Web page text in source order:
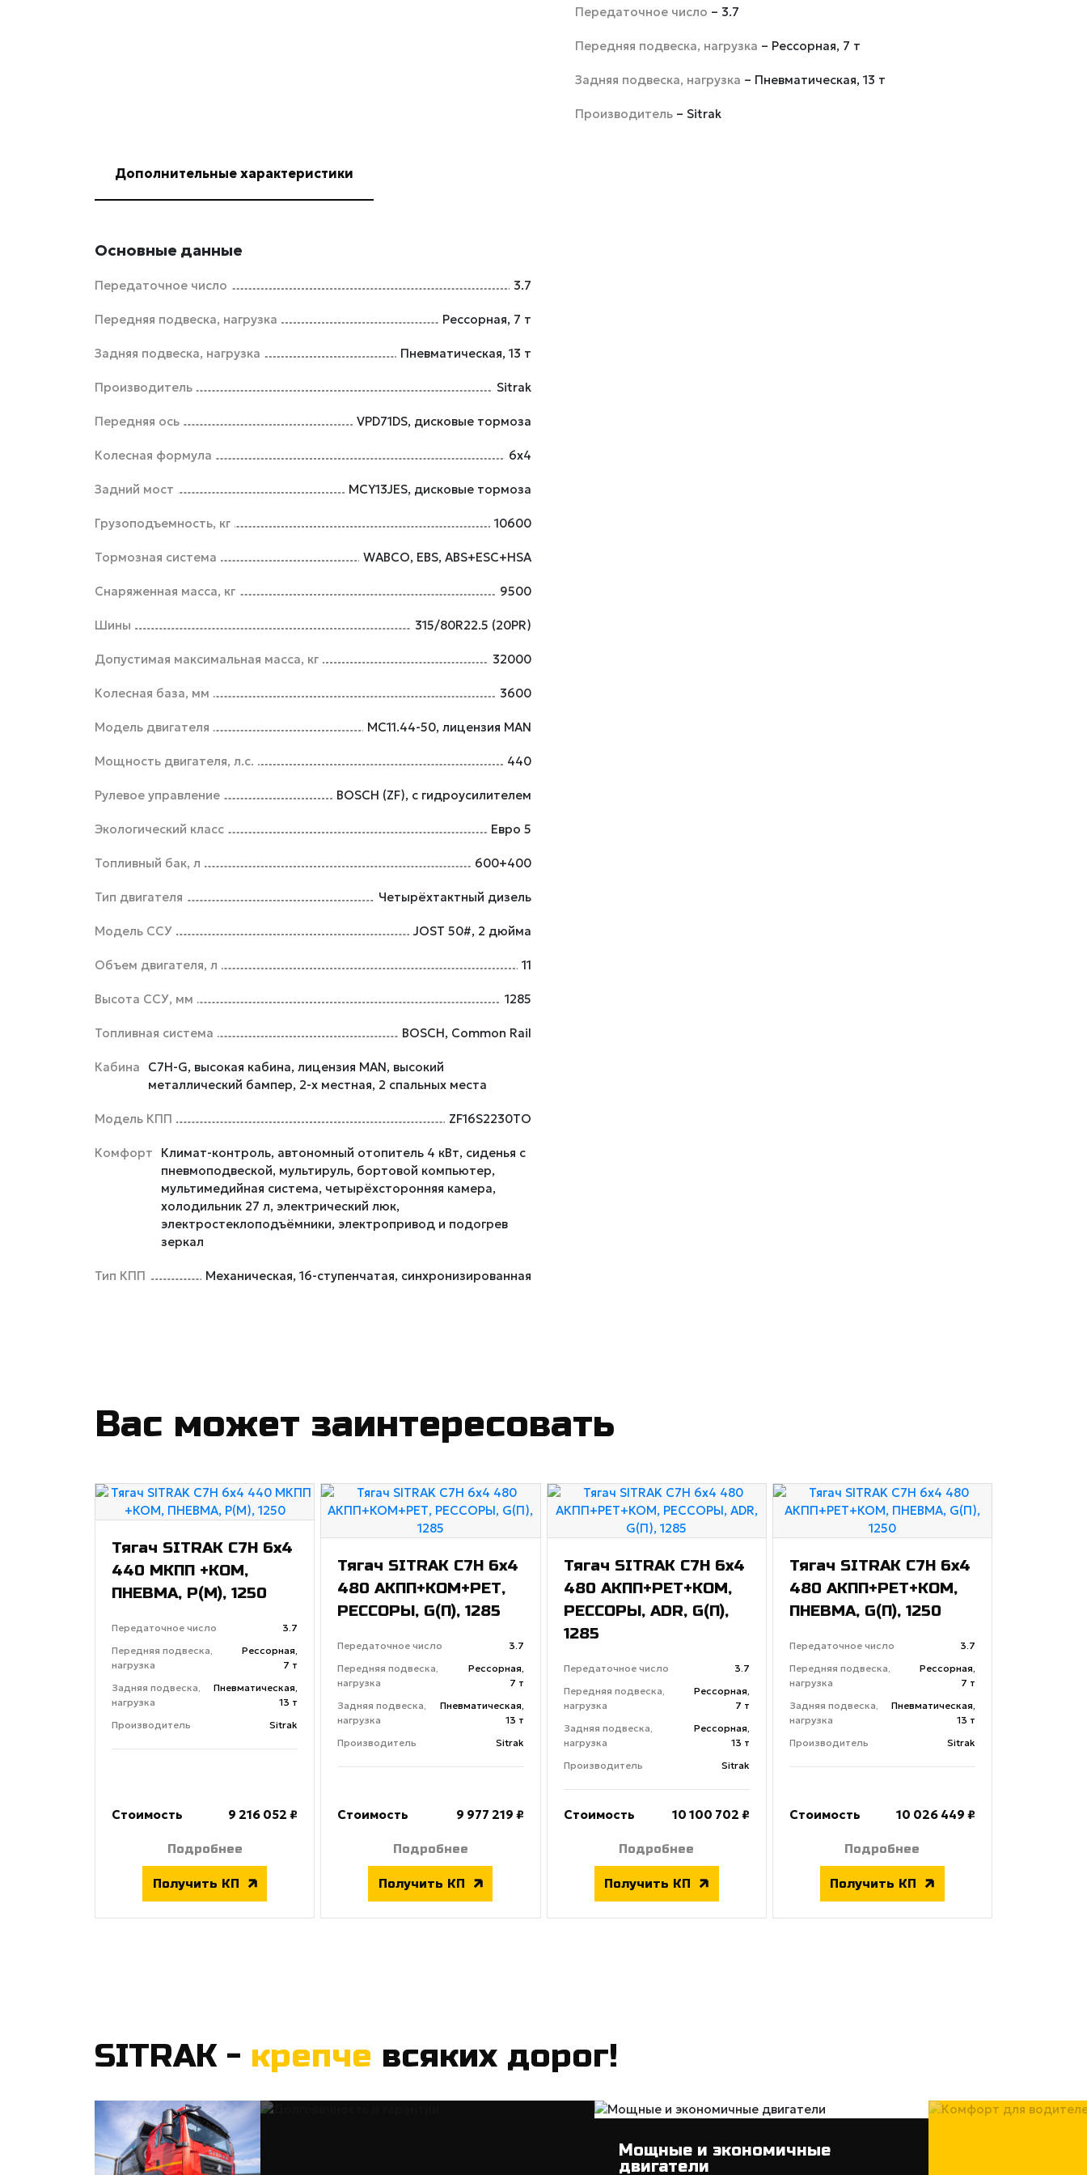
Передаточное число – 3.7
Передняя подвеска, нагрузка – Рессорная, 7 т
Задняя подвеска, нагрузка – Пневматическая, 13 т
Производитель – Sitrak
Дополнительные характеристики
Основные данные
Передаточное число 3.7
Передняя подвеска, нагрузка Рессорная, 7 т
Задняя подвеска, нагрузка Пневматическая, 13 т
Производитель Sitrak
Передняя ось VPD71DS, дисковые тормоза
Колесная формула 6х4
Задний мост MCY13JES, дисковые тормоза
Грузоподъемность, кг 10600
Тормозная система WABCO, EBS, ABS+ESC+HSA
Снаряженная масса, кг 9500
Шины 315/80R22.5 (20PR)
Допустимая максимальная масса, кг 32000
Колесная база, мм 3600
Модель двигателя МС11.44-50, лицензия MAN
Мощность двигателя, л.с. 440
Рулевое управление BOSCH (ZF), с гидроусилителем
Экологический класс Евро 5
Топливный бак, л 600+400
Тип двигателя Четырёхтактный дизель
Модель ССУ JOST 50#, 2 дюйма
Объем двигателя, л 11
Высота ССУ, мм 1285
Топливная система BOSCH, Common Rail
Кабина
C7H-G, высокая кабина, лицензия MAN, высокий
металлический бампер, 2-х местная, 2 спальных места
Модель КПП ZF16S2230TO
Комфорт
Климат-контроль, автономный отопитель 4 кВт, сиденья с
пневмоподвеской, мультируль, бортовой компьютер,
мультимедийная система, четырёхсторонняя камера,
холодильник 27 л, электрический люк,
электростеклоподъёмники, электропривод и подогрев
зеркал
Тип КПП Механическая, 16-ступенчатая, синхронизированная
Вас может заинтересовать
Тягач SITRAK C7H 6x4
440 МКПП +КОМ,
ПНЕВМА, P(М), 1250
Передаточное число
3.7
Передняя подвеска,
нагрузка
Рессорная,
7 т
Задняя подвеска,
нагрузка
Пневматическая,
13 т
Производитель
Sitrak
Стоимость 9 216 052 ₽
Подробнее
Получить КП
Тягач SITRAK C7H 6x4
480 АКПП+КОМ+РЕТ,
РЕССОРЫ, G(П), 1285
Передаточное число
3.7
Передняя подвеска,
нагрузка
Рессорная,
7 т
Задняя подвеска,
нагрузка
Пневматическая,
13 т
Производитель
Sitrak
Стоимость 9 977 219 ₽
Подробнее
Получить КП
Тягач SITRAK C7H 6x4
480 АКПП+РЕТ+КОМ,
РЕССОРЫ, ADR, G(П),
1285
Передаточное число
3.7
Передняя подвеска,
нагрузка
Рессорная,
7 т
Задняя подвеска,
нагрузка
Рессорная,
13 т
Производитель
Sitrak
Стоимость 10 100 702 ₽
Подробнее
Получить КП
Тягач SITRAK C7H 6x4
480 АКПП+РЕТ+КОМ,
ПНЕВМА, G(П), 1250
Передаточное число
3.7
Передняя подвеска,
нагрузка
Рессорная,
7 т
Задняя подвеска,
нагрузка
Пневматическая,
13 т
Производитель
Sitrak
Стоимость 10 026 449 ₽
Подробнее
Получить КП
SITRAK - крепче всяких дорог!
Мощные и экономичные
двигатели